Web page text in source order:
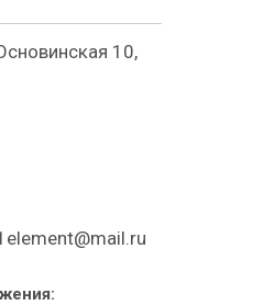
10,